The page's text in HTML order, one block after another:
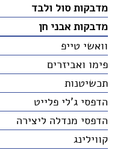
מדבקות סול ולבד
מדבקות אבני חן
וואשי טייפ
פימו ואביזרים
תכשיטנות
הדפסי ג'לי פלייט
הדפסי מנדלה ליצירה
קווילינג